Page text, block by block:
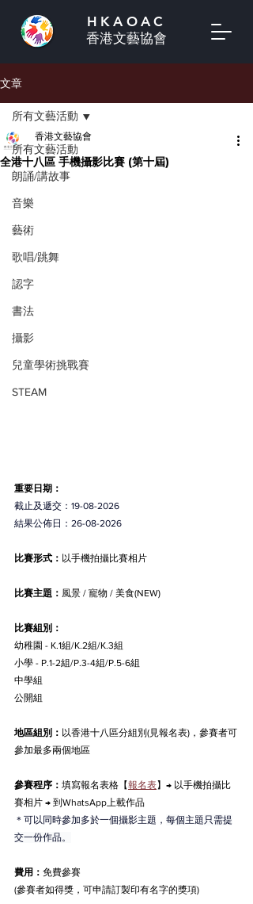
HKAOAC
香港文藝協會
文章
所有文藝活動
朗誦/講故事
音樂
藝術
歌唱/跳舞
認字
書法
攝影
兒童學術挑戰賽
STEAM
所有文藝活動
全港十八區 手機攝影比賽 (第十屆)
香港文藝協會
重要日期：
截止及遞交：19-08-2026
結果公佈日：26-08-2026
比賽形式： 以手機拍攝比賽相片
比賽主題： 風景 / 寵物 / 美食(NEW)
比賽組別：
幼稚園 - K.1組/K.2組/K.3組
小學 - P.1-2組/P.3-4組/P.5-6組
中學組
公開組
地區組別： 以香港十八區分組別(見報名表)， 參賽者可
參加最多兩個地區
參賽程序： 填寫報名表格【報名表】→ 以手機拍攝比
賽相片 → 到WhatsApp上載作品
＊可以同時參加多於一個攝影主題 ， 每個主題只需提
交一份作品。
費用： 免費參賽
(參賽者如得獎，可申請訂製印有名字的獎項)